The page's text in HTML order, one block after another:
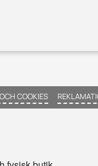
COOKIES